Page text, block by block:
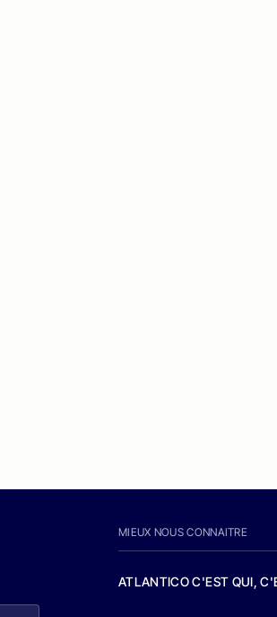
MIEUX NOUS CONNAITRE
ATLANTICO C'EST QUI,